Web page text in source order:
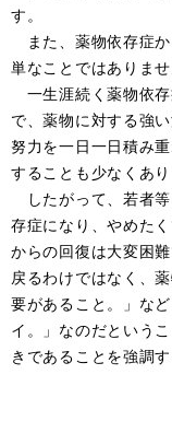
す。
また、薬物依存症
単なことではありませ
一生涯続く薬物依
で、薬物に対する強
努力を一日一日積み
することも少なくあり
したがって、若者
存症になり、やめた
からの回復は大変困
戻るわけではなく、
要があること。」な
イ。」なのだという
きであることを強調